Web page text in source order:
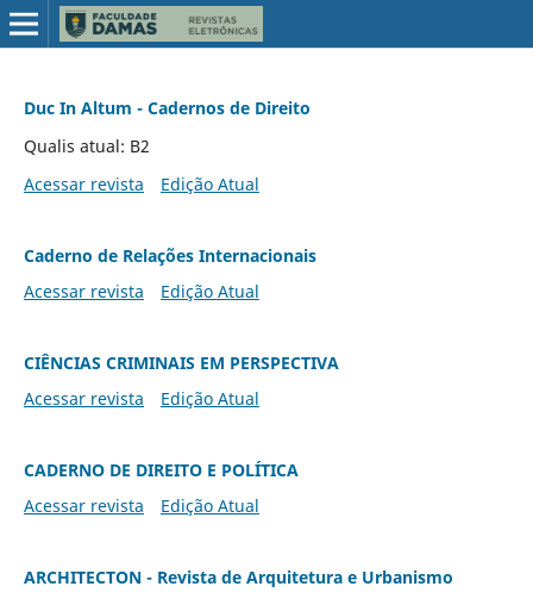
Duc In Altum - Cadernos de Direito
Qualis atual: B2
Acessar revista
Edição Atual
Caderno de Relações Internacionais
Acessar revista
Edição Atual
CIÊNCIAS CRIMINAIS EM PERSPECTIVA
Acessar revista
Edição Atual
CADERNO DE DIREITO E POLÍTICA
Acessar revista
Edição Atual
ARCHITECTON - Revista de Arquitetura e Urbanismo